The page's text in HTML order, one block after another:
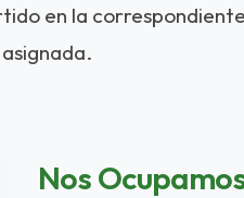
en la
Nos